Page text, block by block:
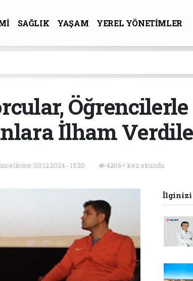
SAĞLIK YAŞAM
YEREL YÖNETİMLER
Öğrencilerle
İlham
03.12.2024 - 15:20 4266+ kez okundu.
İlginizi